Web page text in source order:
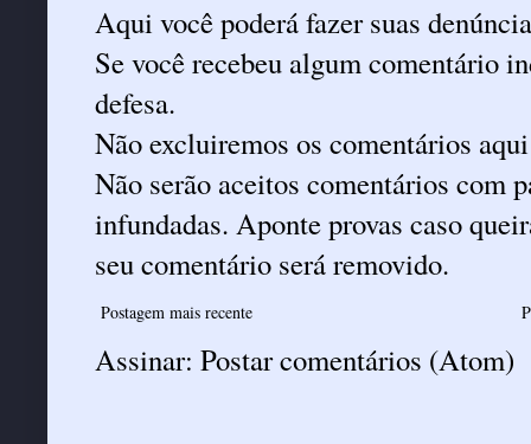
Aqui você poderá fazer suas
Se você recebeu algum comentário
defesa.
Não excluiremos os comentários
Não serão aceitos comentários com
infundadas. Aponte provas caso
seu comentário será removido.
Postagem mais recente
Assinar: Postar comentários (Atom)